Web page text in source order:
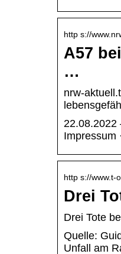
http s://
A57
…
nrw-
22.08.2022
Impressum
http s://www.t-
Drei
Drei Tote
Quelle:
Unfall am